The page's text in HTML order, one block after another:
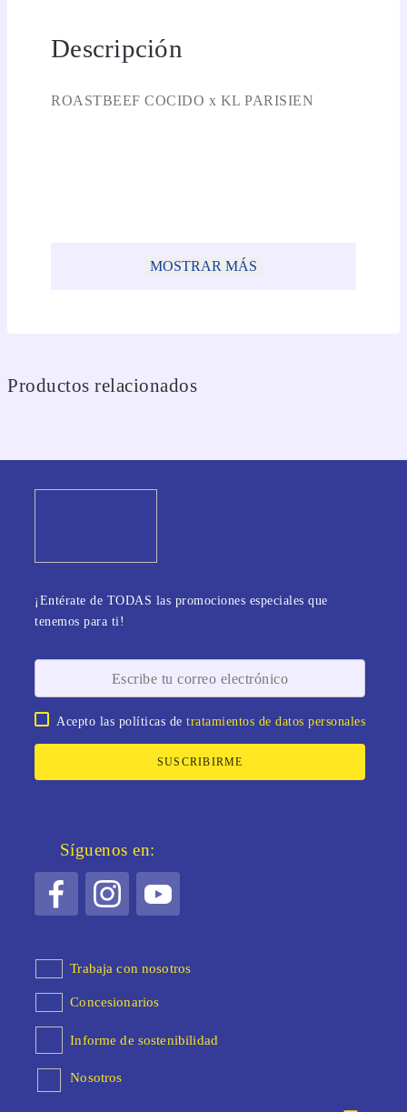
Descripción
ROASTBEEF COCIDO x KL PARISIEN
MOSTRAR MÁS
Productos relacionados
¡Entérate de TODAS las promociones especiales que
tenemos para ti!
Acepto las políticas detratamientos de datos personales
SUSCRIBIRME
Síguenos en:
Trabaja con nosotros
Concesionarios
Informe de sostenibilidad
Nosotros